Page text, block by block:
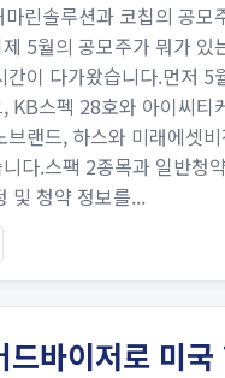
린솔루션과 코칩의 공모
5월의 공모주가 뭐가 있
간이 다가왔습니다.먼저 5
KB스펙 28호와 아이씨티
브랜드, 하스와 미래에셋
다.스팩 2종목과 일반청
및 청약 정보를...
바이저로 미국